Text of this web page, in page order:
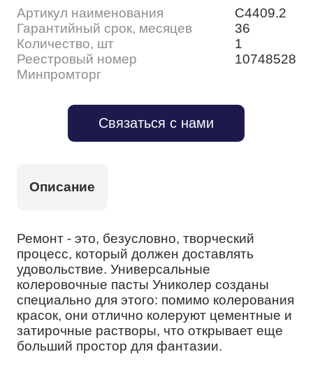
Артикул наименования
С4409.2
Гарантийный срок, месяцев
36
Количество, шт
1
Реестровый номер
Минпромторг
10748528
Связаться с нами
Описание
Ремонт - это, безусловно, творческий
процесс, который должен доставлять
удовольствие. Универсальные
колеровочные пасты Униколер созданы
специально для этого: помимо колерования
красок, они отлично колеруют цементные и
затирочные растворы, что открывает еще
больший простор для фантазии.